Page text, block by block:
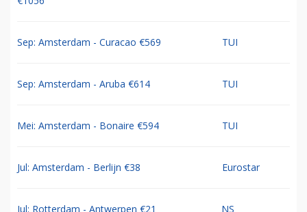
Sep: Amsterdam - Curacao €569 TUI
Sep: Amsterdam - Aruba €614 TUI
Mei: Amsterdam - Bonaire €594 TUI
Jul: Amsterdam - Berlijn €38 Eurostar
Jul: Rotterdam - Antwerpen €21 NS